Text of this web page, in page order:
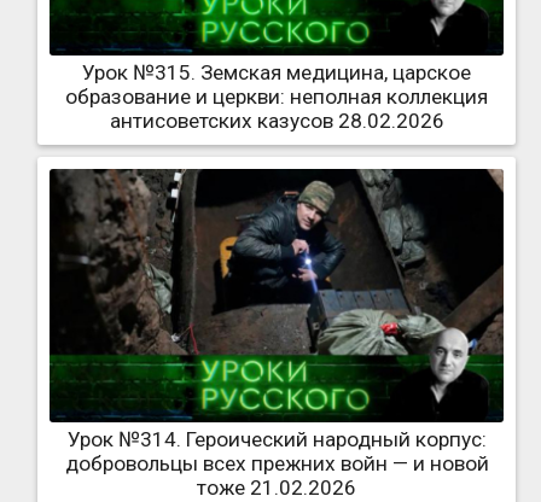
Урок №315. Земская медицина, царское
образование и церкви: неполная коллекция
антисоветских казусов 28.02.2026
Урок №314. Героический народный корпус:
добровольцы всех прежних войн — и новой
тоже 21.02.2026